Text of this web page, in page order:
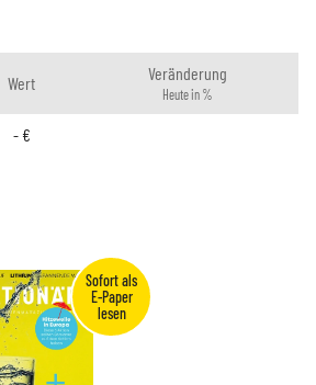
Wert Veränderung
Heute in %
-€